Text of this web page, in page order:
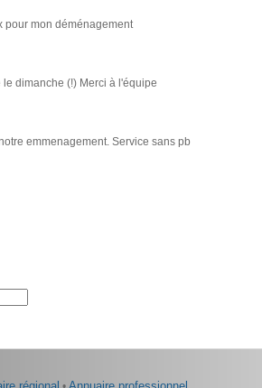
pour mon déménagement
dimanche (!) Merci à l'équipe
emmenagement. Service sans pb